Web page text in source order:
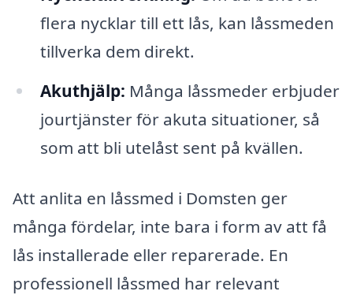
flera nycklar till ett lås, kan låssmeden
tillverka dem direkt.
Akuthjälp: Många låssmeder erbjuder
jourtjänster för akuta situationer, så
som att bli utelåst sent på kvällen.
Att anlita en låssmed i Domsten ger
många fördelar, inte bara i form av att få
lås installerade eller reparerade. En
professionell låssmed har relevant